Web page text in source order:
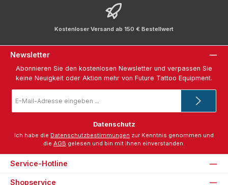
Kostenloser Versand ab 150 € Bestellwert
Newsletter
Abonnieren Sie den kostenlosen Newsletter und verpassen Sie
keine Neuigkeit oder Aktion mehr von Future Tattoo Equipment.
Mail-
*
Datenschutz
Ich habe die Datenschutzbestimmungen zur Kenntnis genommen und
die AGB gelesen und bin mit ihnen einverstanden.
Service-Hotline
Shopservice